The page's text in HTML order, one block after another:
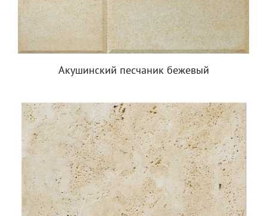
Акушинский песчаник бежевый